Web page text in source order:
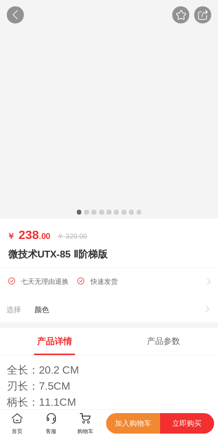
￥ 238.00 ￥ 320.00
微技术UTX-85 Ⅱ阶梯版
七天无理由退换 快速发货
选择 颜色
产品详情 产品参数
全长：20.2 CM
刃长：7.5CM
柄长：11.1CM
刃宽：1.6CM
刃厚：0.3 CM
首页 客服 购物车
加入购物车 立即购买